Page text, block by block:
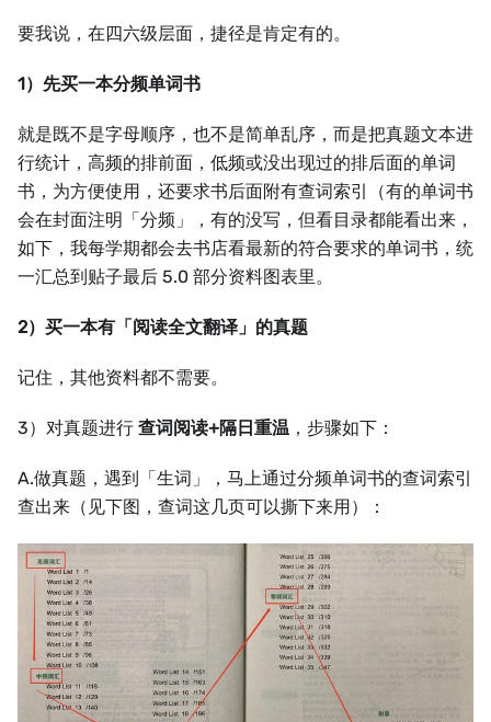
要我说，在四六级层面，捷径是肯定有的。
1）先买一本分频单词书
就是既不是字母顺序，也不是简单乱序，而是把真题文本进
行统计，高频的排前面，低频或没出现过的排后面的单词
书，为方便使用，还要求书后面附有查词索引（有的单词书
会在封面注明「分频」，有的没写，但看目录都能看出来，
如下，我每学期都会去书店看最新的符合要求的单词书，统
一汇总到贴子最后 5.0 部分资料图表里。
2）买一本有「阅读全文翻译」的真题
记住，其他资料都不需要。
3）对真题进行 查词阅读+隔日重温 ，步骤如下：
A.做真题，遇到「生词」，马上通过分频单词书的查词索引
查出来（见下图，查词这几页可以撕下来用）：